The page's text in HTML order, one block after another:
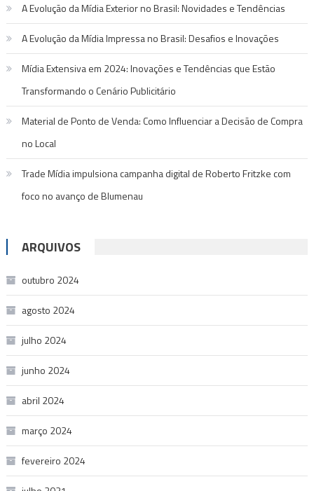
A Evolução da Mídia Exterior no Brasil: Novidades e Tendências
A Evolução da Mídia Impressa no Brasil: Desafios e Inovações
Mídia Extensiva em 2024: Inovações e Tendências que Estão
Transformando o Cenário Publicitário
Material de Ponto de Venda: Como Influenciar a Decisão de Compra
no Local
Trade Mídia impulsiona campanha digital de Roberto Fritzke com
foco no avanço de Blumenau
ARQUIVOS
outubro 2024
agosto 2024
julho 2024
junho 2024
abril 2024
março 2024
fevereiro 2024